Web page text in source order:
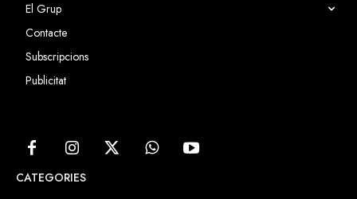
El Grup
Contacte
Subscripcions
Publicitat
CATEGORIES